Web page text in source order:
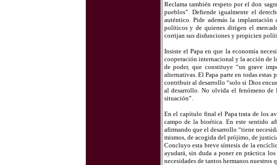
Reclama también respeto por el don
pueblos”. Defiende igualmente el
auténtico. Pide además la
políticos y de quienes dirigen el
corrijan sus disfunciones y propicien
Insiste el Papa en que la economía
cooperación internacional y la acción de
de poder, que constituye “un grave
alternativas. El Papa parte en todas
contribuir al desarrollo “solo si Dios
al desarrollo. No olvida el fenómeno de
situación”.
En el capítulo final el Papa trata de los
campo de la bioética. En este sentido
afirmando que el desarrollo “tiene
mismos, de acogida del prójimo, de
Concluyo esta breve síntesis de la
ayudará, sin duda a poner en práctica
necesidades de tantos hermanos nuestros